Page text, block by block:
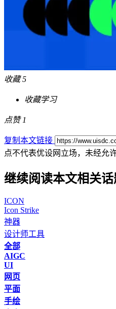
收藏 5
收藏学习
点赞 1
复制本文链接
点不代表优设网立场， 未经允
继续阅读本文相关话
ICON
Icon Strike
神器
设计师工具
全部
AIGC
UI
网页
平面
手绘